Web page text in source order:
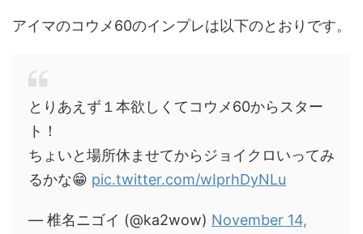
アイマのコウメ60のインプレは以下のとおりです。
とりあえず１本欲しくてコウメ60からスター
ト！
ちょいと場所休ませてからジョイクロいってみ
るかな😁 pic.twitter.com/wIprhDyNLu
— 椎名ニゴイ (@ka2wow) November 14,